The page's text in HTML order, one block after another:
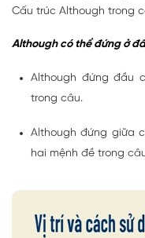
Cấu trúc Although trong
Although có thể đứng ở
Although đứng đầu
trong câu.
Although đứng giữa
hai mệnh đề trong